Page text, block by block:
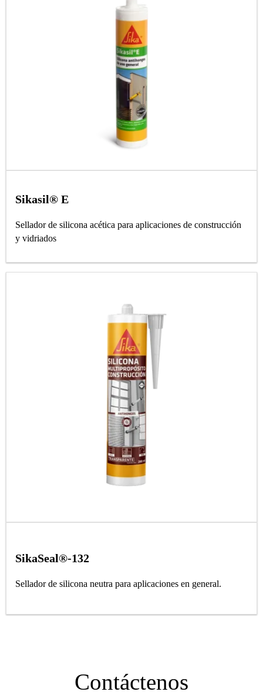
Sikasil® E
Sellador de silicona acética para aplicaciones de construcción
y vidriados
SikaSeal®-132
Sellador de silicona neutra para aplicaciones en general.
Contáctenos